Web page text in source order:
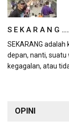
S E K A R A N G
SEKARANG adalah
depan, nanti,
kegagalan, atau
OPINI